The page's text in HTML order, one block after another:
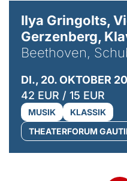
Ilya Gringolts,
Gerzenberg,
Beethoven,
DI., 20. OKTOBER
42 EUR / 15 EUR
MUSIK
KLASSIK
THEATERFORUM